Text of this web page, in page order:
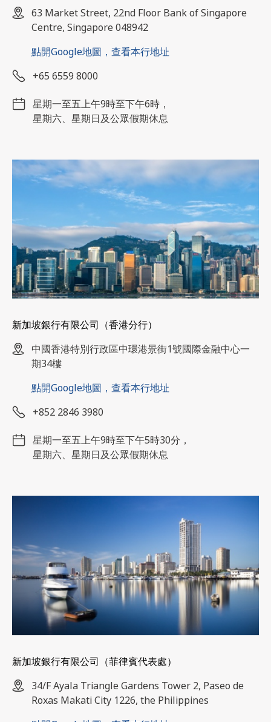
63 Market Street, 22nd Floor Bank of Singapore
Centre, Singapore 048942
點開Google地圖，查看本行地址
+65 6559 8000
星期一至五上午9時至下午6時，
星期六、星期日及公眾假期休息
新加坡銀行有限公司（香港分行）
中國香港特別行政區中環港景街1號國際金融中心一
期34樓
點開Google地圖，查看本行地址
+852 2846 3980
星期一至五上午9時至下午5時30分，
星期六、星期日及公眾假期休息
新加坡銀行有限公司（菲律賓代表處）
34/F Ayala Triangle Gardens Tower 2, Paseo de
Roxas Makati City 1226, the Philippines